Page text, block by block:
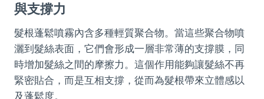
與支撐力
髮根蓬鬆噴霧內含多種輕質聚合物。當這些聚合物噴
灑到髮絲表面，它們會形成一層非常薄的支撐膜，同
時增加髮絲之間的摩擦力。這個作用能夠讓髮絲不再
緊密貼合，而是互相支撐，從而為髮根帶來立體感以
及蓬鬆度。